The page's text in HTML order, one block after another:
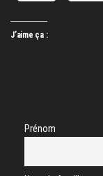
J’aime ça :
Prénom